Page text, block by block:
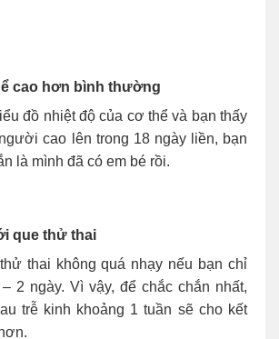
cao hơn bình thường
đồ nhiệt độ của cơ thể và bạn thấy
cao lên trong 18 ngày liền, bạn
là mình đã có em bé rồi.
que thử thai
thai không quá nhạy nếu bạn chỉ
2 ngày. Vì vậy, để chắc chắn nhất,
trễ kinh khoảng 1 tuần sẽ cho kết